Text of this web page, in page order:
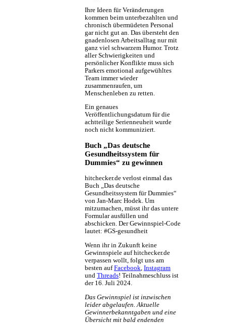
Ihre Ideen für Veränderungen
kommen beim unterbezahlten und
chronisch übermüdeten Personal
gar nicht gut an. Das übersteht den
gnadenlosen Arbeitsalltag nur mit
ganz viel schwarzem Humor. Trotz
aller Schwierigkeiten und
persönlicher Konflikte muss sich
Parkers emotional aufgewühltes
Team immer wieder
zusammenraufen, um
Menschenleben zu retten.
Ein genaues
Veröffentlichungsdatum für die
achtteilige Serienneuheit wurde
noch nicht kommuniziert.
Buch „Das deutsche
Gesundheitssystem für
Dummies“ zu gewinnen
hitchecker.de verlost einmal das
Buch „Das deutsche
Gesundheitssystem für Dummies“
von Jan-Marc Hodek. Um
mitzumachen, müsst ihr das untere
Formular ausfüllen und
abschicken. Der Gewinnspiel-Code
lautet: #GS-gesundheit
Wenn ihr in Zukunft keine
Gewinnspiele auf hitchecker.de
verpassen wollt, folgt uns am
besten aufFacebook, Instagram
und Threads! Teilnahmeschluss ist
der 16. Juli 2024.
Das Gewinnspiel ist inzwischen
leider abgelaufen. Aktuelle
Gewinnerbekanntgaben und eine
Übersicht mit bald endenden